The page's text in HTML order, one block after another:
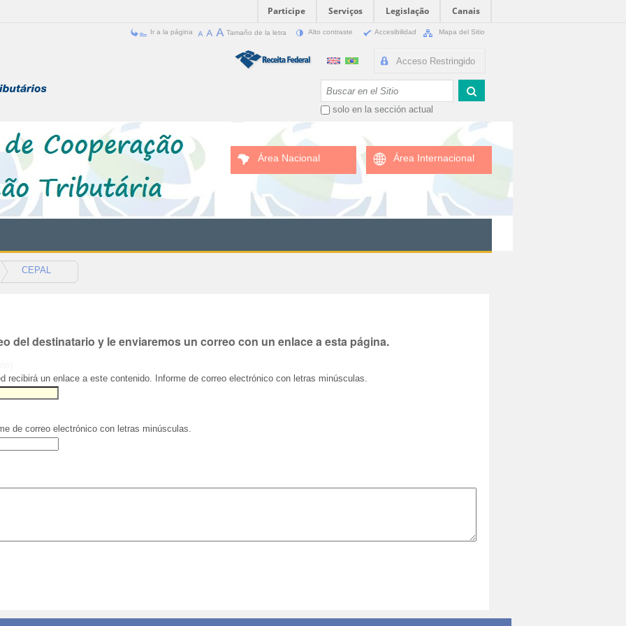
Participe Serviços Legislação
Canais
Ir a la página Tamaño de la letra Alto contraste Accesibilidad Mapa del Sitio
Acceso Restringido
solo en la sección actual
Área Nacional Área Internacional
CEPAL
del destinatario y le enviaremos un correo con un enlace a esta página.
recibirá un enlace a este contenido. Informe de correo electrónico con letras minúsculas.
de correo electrónico con letras minúsculas.